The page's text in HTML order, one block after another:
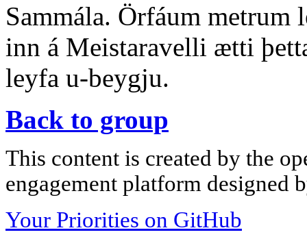
Sammála. Örfáum metrum
inn á Meistaravelli ætti
leyfa u-beygju.
Back to group
This content is created by the
engagement platform designed
Your Priorities on GitHub